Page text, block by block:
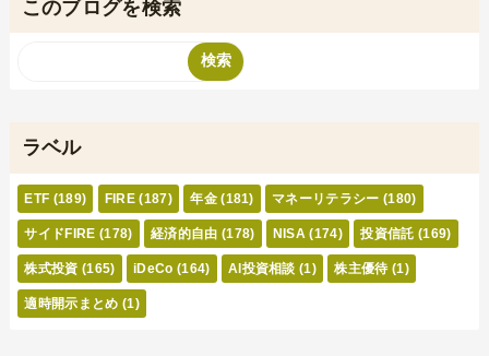
このブログを検索
ラベル
ETF (189) FIRE (187) 年金 (181) マネーリテラシー (180)
サイドFIRE (178) 経済的自由 (178) NISA (174) 投資信託 (169)
株式投資 (165) iDeCo (164) AI投資相談 (1) 株主優待 (1)
適時開示まとめ (1)